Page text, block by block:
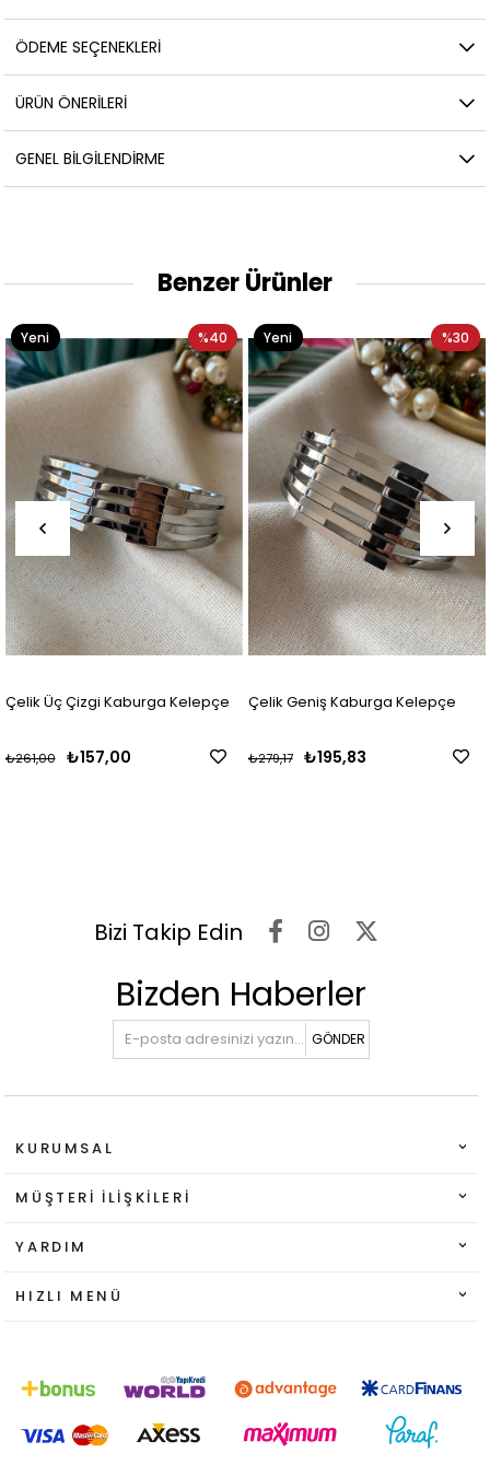
ÖDEME SEÇENEKLERI
ÜRÜN ÖNERILERI
GENEL BILGILENDIRME
Benzer Ürünler
Çizgi Kaburga Kelepçe
₺157,00
%40
Çelik Geniş Kaburga Kelepçe
₺195,83
₺279,17
%30
Yeni
Ürün
Çelik
₺240,00
Yeni
Ürün
Bizi Takip Edin
Bizden Haberler
GÖNDER
KURUMSAL
MÜŞTERI İLIŞKILERI
YARDIM
HIZLI MENÜ